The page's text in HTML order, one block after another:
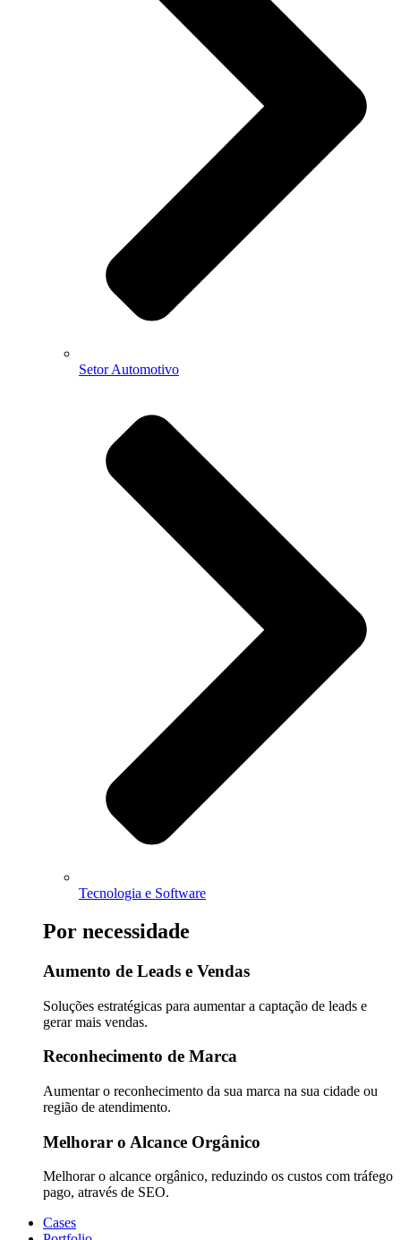
Setor Automotivo
Tecnologia e Software
Por necessidade
Aumento de Leads e Vendas
Soluções estratégicas para aumentar a captação de leads e
gerar mais vendas.
Reconhecimento de Marca
Aumentar o reconhecimento da sua marca na sua cidade ou
região de atendimento.
Melhorar o Alcance Orgânico
Melhorar o alcance orgânico, reduzindo os custos com tráfego
pago, através de SEO.
Cases